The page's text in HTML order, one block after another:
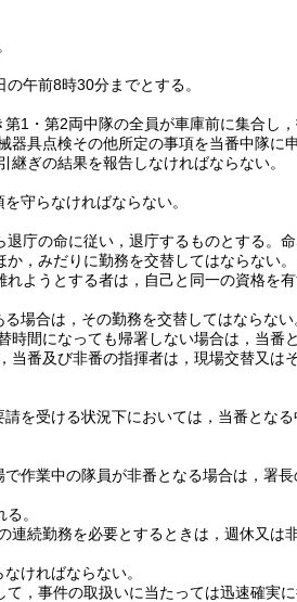
午前8時30分までとする。
1・第2両中隊の全員が車庫前に集合し
具点検その他所定の事項を当番中隊に
ぎの結果を報告しなければならない。
守らなければならない。
庁の命に従い，退庁するものとする。
，みだりに勤務を交替してはならない。
ようとする者は，自己と同一の資格を
場合は，その勤務を交替してはならない
間になっても帰署しない場合は，当番
当番及び非番の指揮者は，現場交替又
を受ける状況下においては，当番とな
作業中の隊員が非番となる場合は，署
。
続勤務を必要とするときは，週休又は
ければならない。
，事件の取扱いに当たっては迅速確実に